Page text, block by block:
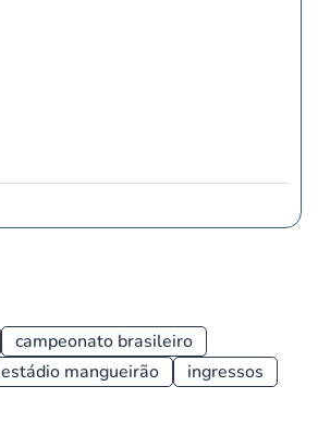
campeonato brasileiro
estádio mangueirão
ingressos